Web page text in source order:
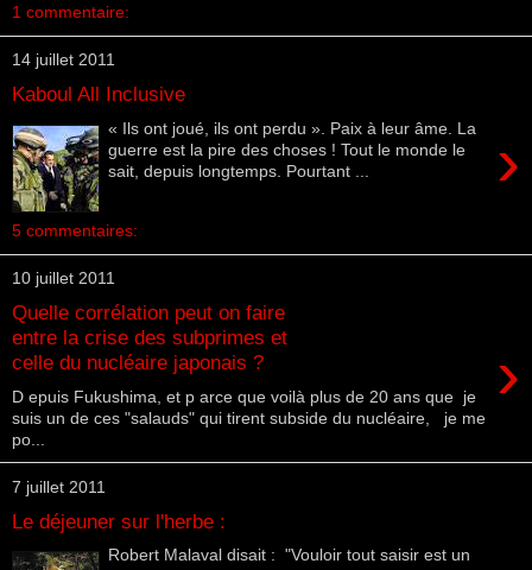
1 commentaire:
14 juillet 2011
Kaboul All Inclusive
›
« Ils ont joué, ils ont perdu ». Paix à leur âme. La
guerre est la pire des choses ! Tout le monde le
sait, depuis longtemps. Pourtant ...
5 commentaires:
10 juillet 2011
Quelle corrélation peut on faire
entre la crise des subprimes et
celle du nucléaire japonais ?
›
D epuis Fukushima, et p arce que voilà plus de 20 ans que je
suis un de ces "salauds" qui tirent subside du nucléaire, je me
po...
7 juillet 2011
Le déjeuner sur l'herbe :
Robert Malaval disait : "Vouloir tout saisir est un